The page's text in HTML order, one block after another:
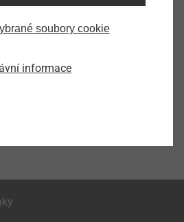
soubory cookie
informace